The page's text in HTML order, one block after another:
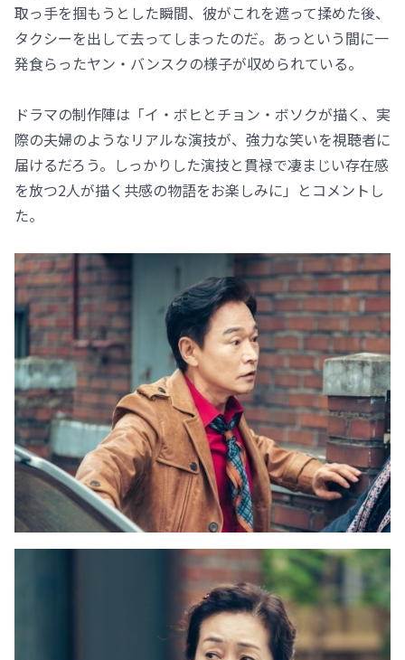
取っ手を掴もうとした瞬間、彼がこれを遮って揉めた後、
タクシーを出して去ってしまったのだ。あっという間に一
発食らったヤン・バンスクの様子が収められている。
ドラマの制作陣は「イ・ボヒとチョン・ボソクが描く、実
際の夫婦のようなリアルな演技が、強力な笑いを視聴者に
届けるだろう。しっかりした演技と貫禄で凄まじい存在感
を放つ2人が描く共感の物語をお楽しみに」とコメントし
た。